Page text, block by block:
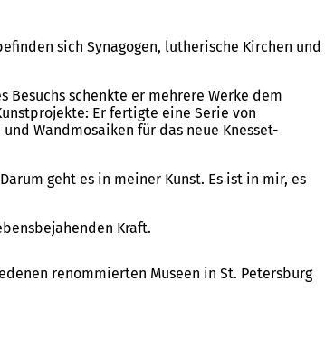
sich Synagogen, lutherische Kirchen und
Besuchs schenkte er mehrere Werke dem
Er fertigte eine Serie von
Wandmosaiken für das neue Knesset-
geht es in meiner Kunst. Es ist in mir, es
Kraft.
renommierten Museen in St. Petersburg